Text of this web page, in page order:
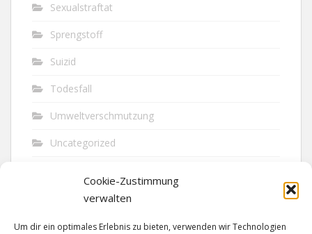
Cookie-Zustimmung
verwalten
Um dir ein optimales Erlebnis zu bieten, verwenden wir Technologien
Sexualstraftat
Sprengstoff
Suizid
Todesfall
Umweltverschmutzung
Uncategorized
Vandalismus
Verkehr